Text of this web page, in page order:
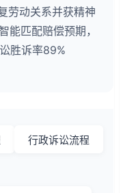
劳动关系并获精神
匹配赔偿预期，
胜诉率89%
行政诉讼流程